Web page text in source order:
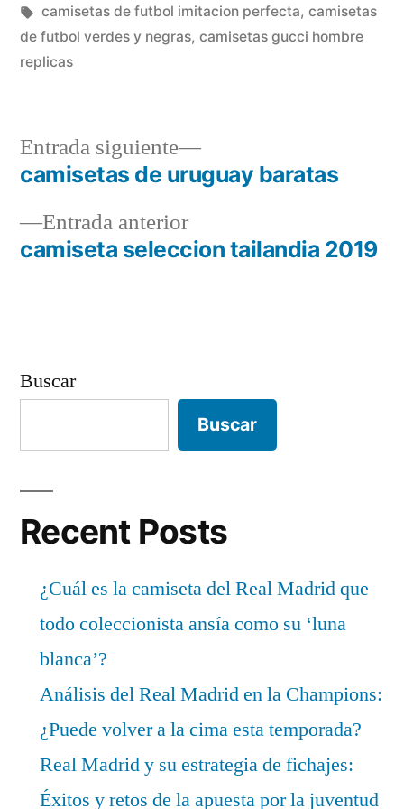
en
Etiquetas:
camisetas de futbol imitacion perfecta, camisetas
de futbol verdes y negras, camisetas gucci hombre
replicas
Navegación
deEntrada anteriorEntrada
anterior:
camiseta seleccion tailandia 2019
Entrada siguiente
Entrada
siguiente:
camisetas de uruguay baratas
Buscar
Buscar
Recent Posts
¿Cuál es la camiseta del Real Madrid que
todo coleccionista ansía como su ‘luna
blanca’?
Análisis del Real Madrid en la Champions:
¿Puede volver a la cima esta temporada?
Real Madrid y su estrategia de fichajes:
Éxitos y retos de la apuesta por la juventud